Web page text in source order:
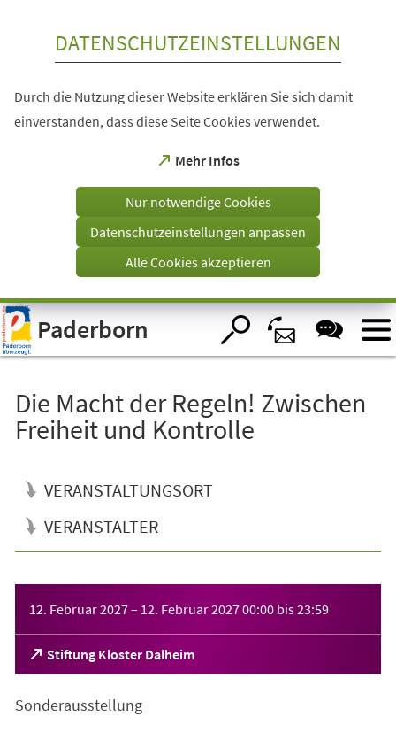
Visuelle
Assistenzsoftware
öffnen.
DATENSCHUTZEINSTELLUNGEN
Durch die Nutzung dieser Website erklären Sie sich damit
einverstanden, dass diese Seite Cookies verwendet.
Mehr Infos
(Öffnet
einem
Tab)
Nur notwendige Cookies
Datenschutzeinstellungen anpassen
Alle Cookies akzeptieren
Paderborn
Die Macht der Regeln! Zwischen
Freiheit und Kontrolle
VERANSTALTUNGSORT
VERANSTALTER
12. Februar 2027– 12. Februar 202700:00 bis23:59
Stiftung Kloster Dalheim
(Öffnet
in
neuen
Sonderausstellung